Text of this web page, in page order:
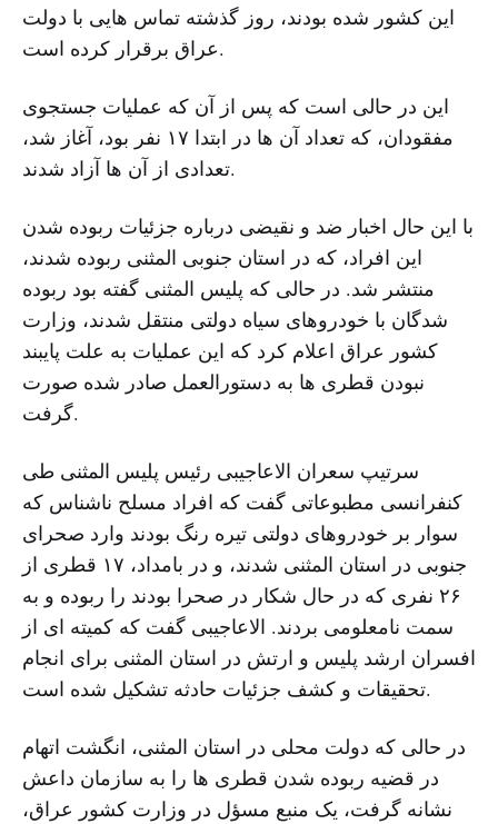
این کشور شده بودند، روز گذشته تماس هایی با دولت
عراق برقرار کرده است.
این در حالی است که پس از آن که عملیات جستجوی
مفقودان، که تعداد آن ها در ابتدا ۱۷ نفر بود، آغاز شد،
تعدادی از آن ها آزاد شدند.
با این حال اخبار ضد و نقیضی درباره جزئیات ربوده شدن
این افراد، که در استان جنوبی المثنی ربوده شدند،
منتشر شد. در حالی که پلیس المثنی گفته بود ربوده
شدگان با خودروهای سیاه دولتی منتقل شدند، وزارت
کشور عراق اعلام کرد که این عملیات به علت پایبند
نبودن قطری ها به دستورالعمل صادر شده صورت
گرفت.
سرتیپ سعران الاعاجیبی رئیس پلیس المثنی طی
کنفرانسی مطبوعاتی گفت که افراد مسلح ناشناس که
سوار بر خودروهای دولتی تیره رنگ بودند وارد صحرای
جنوبی در استان المثنی شدند، و در بامداد، ۱۷ قطری از
۲۶ نفری که در حال شکار در صحرا بودند را ربوده و به
سمت نامعلومی بردند. الاعاجیبی گفت که کمیته ای از
افسران ارشد پلیس و ارتش در استان المثنی برای انجام
تحقیقات و کشف جزئیات حادثه تشکیل شده است.
در حالی که دولت محلی در استان المثنی، انگشت اتهام
در قضیه ربوده شدن قطری ها را به سازمان داعش
نشانه گرفت، یک منبع مسؤل در وزارت کشور عراق،